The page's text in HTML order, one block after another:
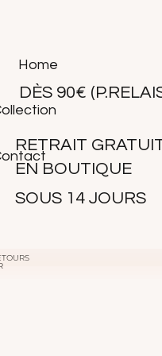
Home
DÈS 90€
RETRAIT
EN BOUTIQUE
SOUS 14 JOURS